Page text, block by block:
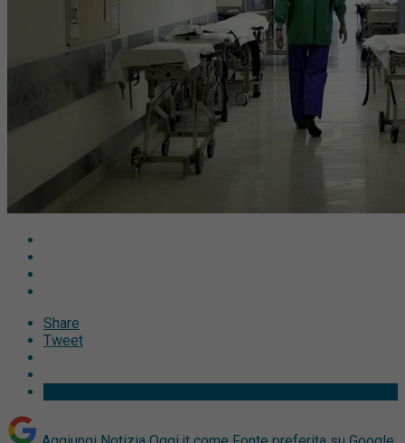
Share
Tweet